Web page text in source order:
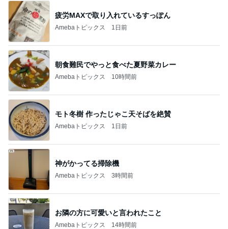
疲労MAXで取り入れているすっぽん
Amebaトピックス 1日前
朝食難民でやっと食べた夏野菜カレー
Amebaトピックス 10時間前
モト冬樹 作ったじゃこ天そばを絶賛
Amebaトピックス 1日前
神がかってる掃除機
Amebaトピックス 3時間前
お隣の方に可愛いと言われたこと
Amebaトピックス 14時間前